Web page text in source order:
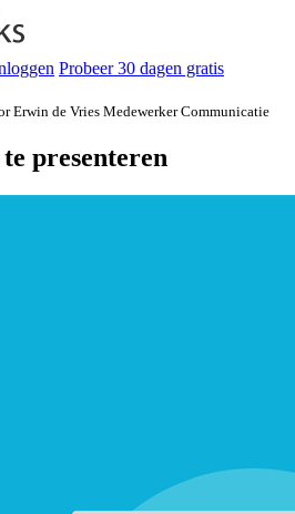
Probeer30 dagen gratis
Erwin de Vries Medewerker Communicatie
presenteren